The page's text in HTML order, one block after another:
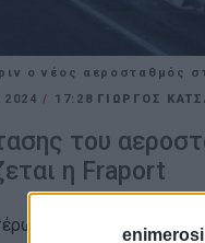
ο νέος αεροσταθμός
2024/ 17:28 ΓΙΩΡΓΟΣ
του
η Fraport
επέκταση του